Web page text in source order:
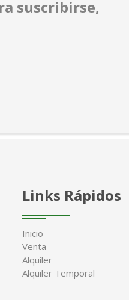
suscribirse,
Links Rápidos
Inicio
Venta
Alquiler
Alquiler Temporal